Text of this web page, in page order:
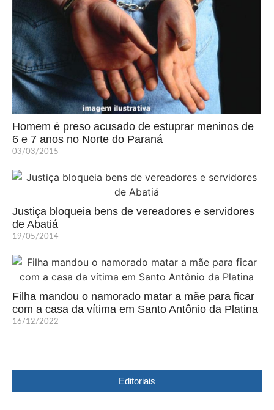
Homem é preso acusado de estuprar meninos de
6 e 7 anos no Norte do Paraná
03/03/2015
Justiça bloqueia bens de vereadores e servidores
de Abatiá
19/05/2014
Filha mandou o namorado matar a mãe para ficar
com a casa da vítima em Santo Antônio da Platina
16/12/2022
Editoriais